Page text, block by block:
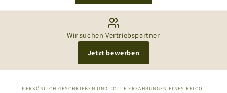
Wir suchen Vertriebspartner
Jetzt bewerben
PERSÖNLICH GESCHRIEBEN UND TOLLE ERFAHRUNGEN EINES REICO-